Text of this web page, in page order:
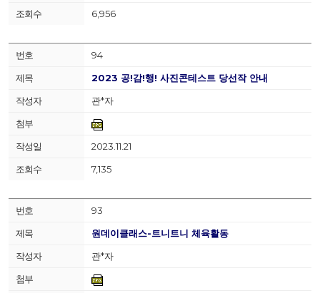
6,956
94
2023 공!감!행! 사진콘테스트 당선작 안내
관*자
2023.11.21
7,135
93
원데이클래스-트니트니 체육활동
관*자